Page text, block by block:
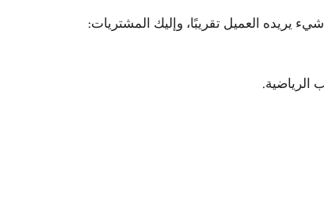
يريده العميل تقريبًا، وإليك المشتريات:
الرياضية.